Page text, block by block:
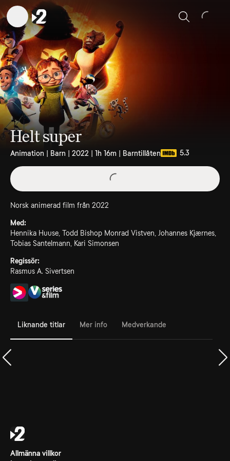
Sök
Helt super
Animation | Barn | 2022 | 1h 16m | Barntillåten 5.3
Norsk animerad film från 2022
Med:
Hennika Huuse, Todd Bishop Monrad Vistven, Johannes Kjærnes,
Tobias Santelmann, Kari Simonsen
Regissör:
Rasmus A. Sivertsen
Liknande titlar Mer info Medverkande
Allmänna villkor